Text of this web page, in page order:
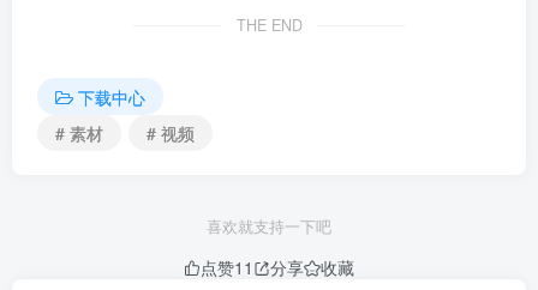
THE END
下载中心
# 素材
# 视频
喜欢就支持一下吧
点赞11 分享
收藏